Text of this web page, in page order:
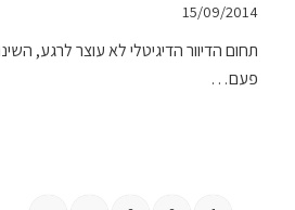
15/09/2014
תחום הדיוור הדיגיטלי לא עוצר לרגע,
פעם…